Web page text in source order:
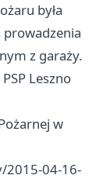
była
prowadzenia
z garaży.
Leszno
w
2015-04-16-